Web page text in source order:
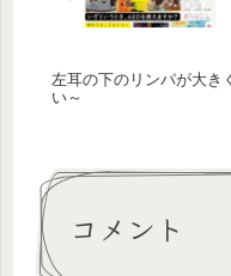
左耳の下のリンパが大き
い～
コメント